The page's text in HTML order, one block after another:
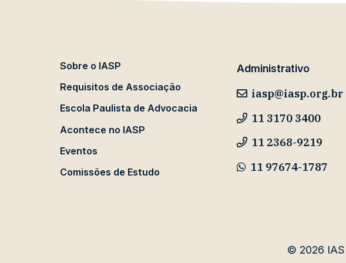
Sobre o IASP
Requisitos de Associação
Escola Paulista de Advocacia
Acontece no IASP
Eventos
Comissões de Estudo
Administrativo
iasp@iasp.org.br
11 3170 3400
11 2368-9219
11 97674-1787
© 2026